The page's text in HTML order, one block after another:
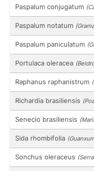
Paspalum conjugatum
Paspalum notatum
Paspalum paniculatum
Portulaca oleracea
Raphanus raphanistrum
Richardia brasiliensis
Senecio brasiliensis
Sida rhombifolia
Sonchus oleraceus